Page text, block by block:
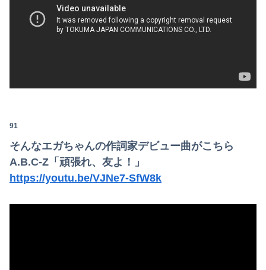
91
そんなエガちゃんの作詞家デビュー曲がこちら
A.B.C-Z「頑張れ、友よ！」
https://youtu.be/VJNe7-SfW8k